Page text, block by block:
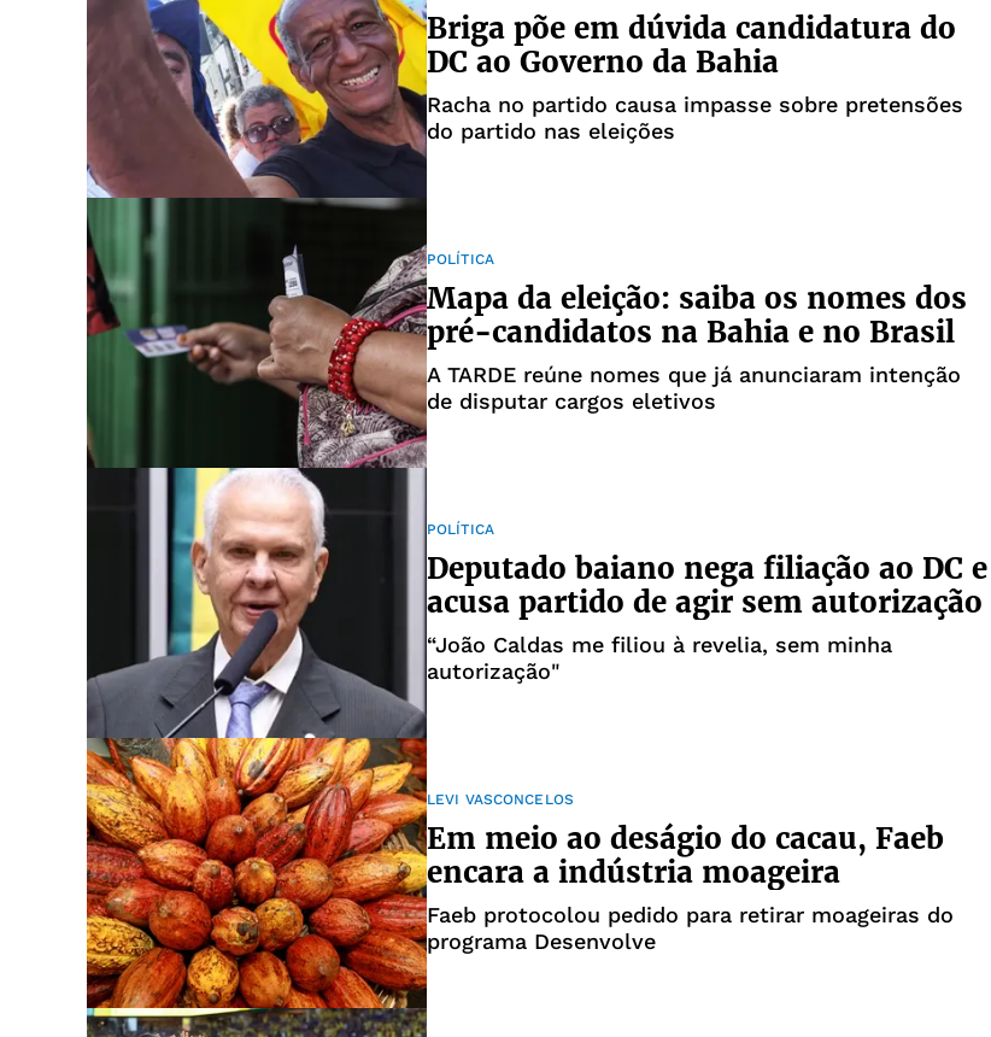
Briga põe em dúvida candidatura do
DC ao Governo da Bahia
Racha no partido causa impasse sobre pretensões
do partido nas eleições
POLÍTICA
Mapa da eleição: saiba os nomes dos
pré-candidatos na Bahia e no Brasil
A TARDE reúne nomes que já anunciaram intenção
de disputar cargos eletivos
POLÍTICA
Deputado baiano nega filiação ao DC e
acusa partido de agir sem autorização
“João Caldas me filiou à revelia, sem minha
autorização"
LEVI VASCONCELOS
Em meio ao deságio do cacau, Faeb
encara a indústria moageira
Faeb protocolou pedido para retirar moageiras do
programa Desenvolve